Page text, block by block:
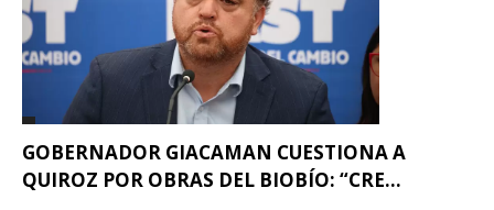
GOBERNADOR GIACAMAN CUESTIONA A
QUIROZ POR OBRAS DEL BIOBÍO: “CRE...